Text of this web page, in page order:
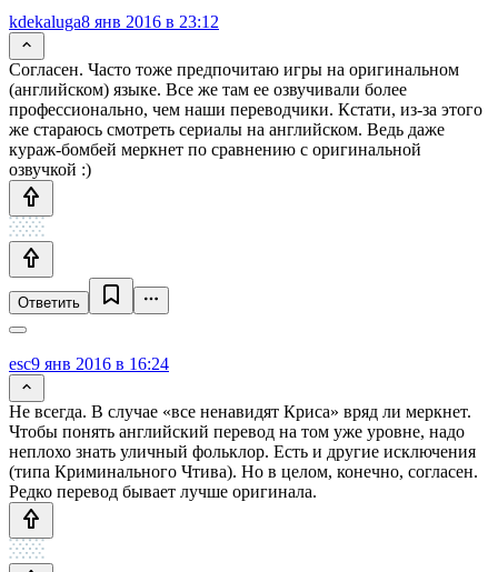
kdekaluga8 янв 2016 в 23:12
Согласен. Часто тоже предпочитаю игры на оригинальном
(английском) языке. Все же там ее озвучивали более
профессионально, чем наши переводчики. Кстати, из-за этого
же стараюсь смотреть сериалы на английском. Ведь даже
кураж-бомбей меркнет по сравнению с оригинальной
озвучкой :)
Ответить
esc9 янв 2016 в 16:24
Не всегда. В случае «все ненавидят Криса» вряд ли меркнет.
Чтобы понять английский перевод на том уже уровне, надо
неплохо знать уличный фольклор. Есть и другие исключения
(типа Криминального Чтива). Но в целом, конечно, согласен.
Редко перевод бывает лучше оригинала.